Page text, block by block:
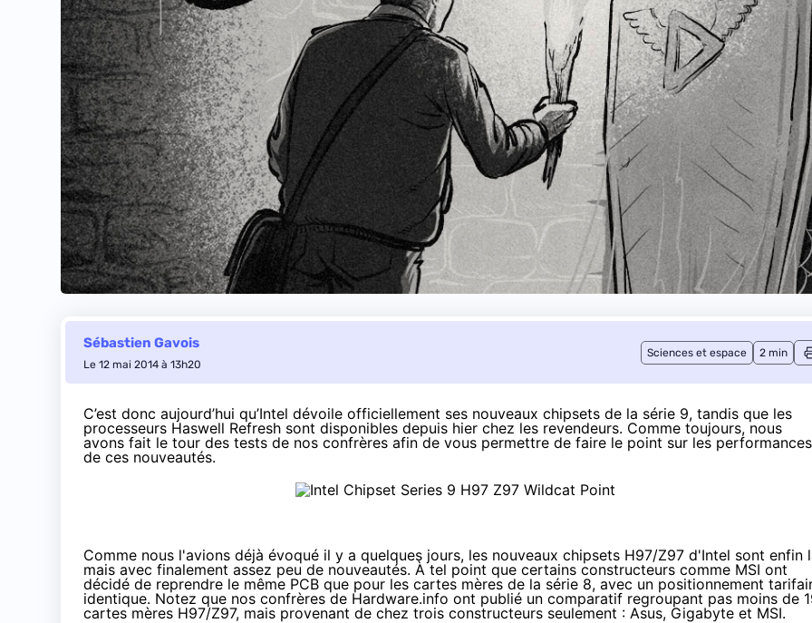
Sébastien Gavois
Le 12 mai 2014 à 13h20
Sciences et espace 2 min
C’est donc aujourd’hui qu’Intel dévoile officiellement ses nouveaux chipsets de la série 9, tandis que les
processeurs Haswell Refresh sont disponibles depuis hier chez les revendeurs. Comme toujours, nous
avons fait le tour des tests de nos confrères afin de vous permettre de faire le point sur les performances
de ces nouveautés.
Comme nous l'avions déjà évoqué il y a quelques jours, les nouveaux chipsets H97/Z97 d'Intel sont enfin
mais avec finalement assez peu de nouveautés. À tel point que certains constructeurs comme MSI ont
décidé de reprendre le même PCB que pour les cartes mères de la série 8, avec un positionnement
identique. Notez que nos confrères de Hardware.info ont publié un comparatif regroupant pas moins de
cartes mères H97/Z97, mais provenant de chez trois constructeurs seulement : Asus, Gigabyte et MSI.